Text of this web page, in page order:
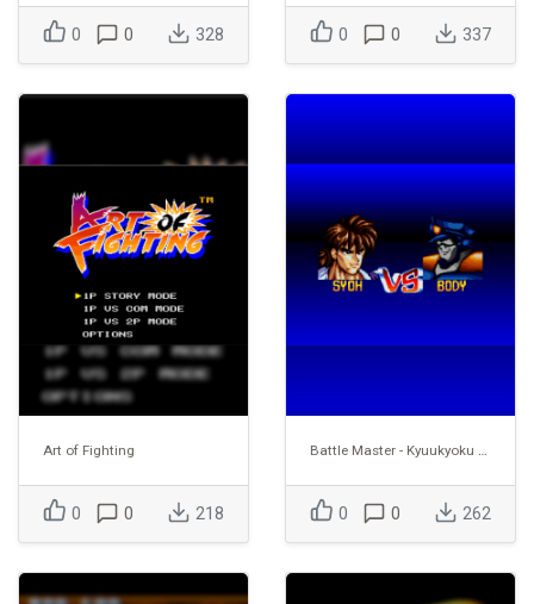
0 0 328 0 0 337
Art of Fighting
0 0 218
Battle Master - Kyuukyoku no Senshitachi
0 0 262